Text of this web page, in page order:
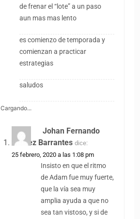
de frenar el “lote” a un paso
aun mas mas lento
es comienzo de temporada y
comienzan a practicar
estrategias
saludos
Cargando...
Johan Fernando
Gomez Barrantes dice:
25 febrero, 2020 a las 1:08 pm
Insisto en que el ritmo
de Adam fue muy fuerte,
que la vía sea muy
amplia ayuda a que no
sea tan vistoso, y si de